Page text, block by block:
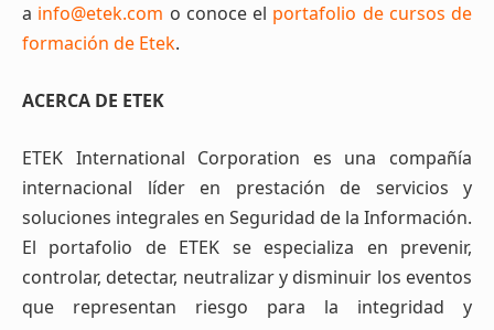
a info@etek.com o conoce el portafolio de cursos de
formación de Etek.
ACERCA DE ETEK
ETEK International Corporation es una compañía
internacional líder en prestación de servicios y
soluciones integrales en Seguridad de la Información.
El portafolio de ETEK se especializa en prevenir,
controlar, detectar, neutralizar y disminuir los eventos
que representan riesgo para la integridad y